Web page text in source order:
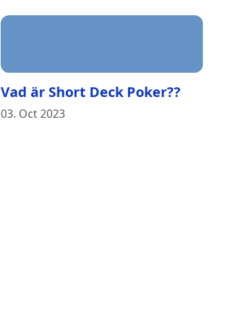
Vad är Short Deck Poker??
03. Oct 2023